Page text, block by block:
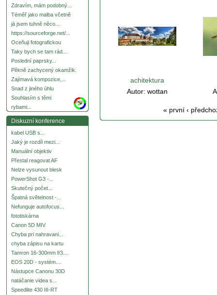
Zdravím, mám podobný...
Téměř jako malba včetně
já jsem tuhně něco...
https://sourceforge.net/...
Oceňuji fotografickou
Taky bych se tam rád...
Poslední paprsky...
Pěkně zachycený okamžik.
Zajímavá kompozice,...
Snad z jiného úhlu
Souhlasím s těmi
rybami...
more
Diskuzní konference
kabel USB s...
Jaký je rozdíl mezi...
Manuální objektiv
Přestal reagovat AF
Nelze vysunout blesk
PowerShot G3 -...
Skutečný počet...
Špatná světelnost -...
Nefunguje autofocus...
fototiskárna
Canon 5D MIV
Chyba pri nahravani...
chyba zápisu na kartu
Tamron 16-300mm f/3....
EOS 20D - systém....
Nástupce Canonu 30D
natáčanie videa s...
Speedlite 430 III-RT
achitektura
Autor: wottan
« první ‹